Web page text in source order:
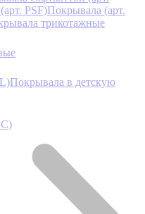
PSF)Покрывала (арт.
трикотажные
Покрывала в детскую